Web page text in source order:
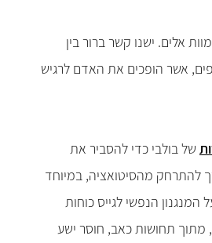
אלים. ישנו קשר ברור בין
אשר הופכים את האדם לרגיש
של בולבי כדי להסביר את
להתרחק מהסיטואציה, במיוחד
הנפשי לגייס כוחות
מתוך תחושות כאב, חוסר ישע